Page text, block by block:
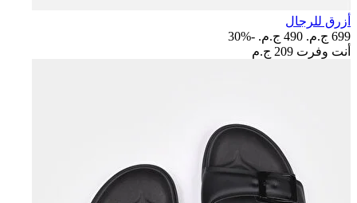
أزرق للرجال
699 ج.م.‏
490 ج.م.‏
-30%
أنت وفرت 209 ج.م